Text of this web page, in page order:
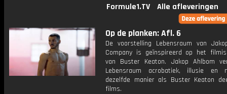
Formule1.TV
Alle afleveringen
Op de planken: Afl. 6
De voorstelling Lebensraum van
Company is geïnspireerd op het
van Buster Keaton. Jakop Ahlbom
Lebensraum acrobatiek, illusie en
dezelfde manier als Buster Keaton
films.